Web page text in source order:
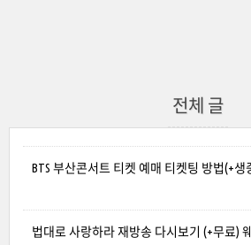
전체 글
BTS 부산콘서트 티켓 예매 티켓팅 방법(+생
법대로 사랑하라 재방송 다시보기 (+무료)